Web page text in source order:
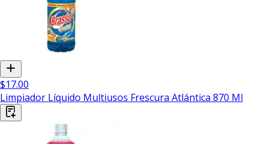
$17.00
Limpiador Líquido Multiusos Frescura Atlántica 870 Ml